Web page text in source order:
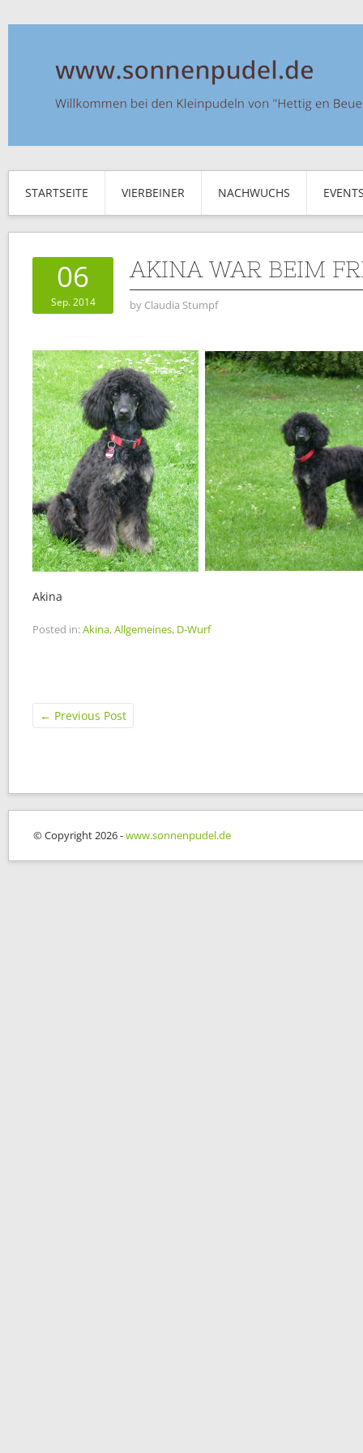
STARTSEITE VIERBEINER NACHWUCHS
06
Sep. 2014
AKINA WAR BEIM
by Claudia Stumpf
Akina
Posted in:Akina,Allgemeines, D-Wurf
← Previous Post
© Copyright 2026 -www.sonnenpudel.de